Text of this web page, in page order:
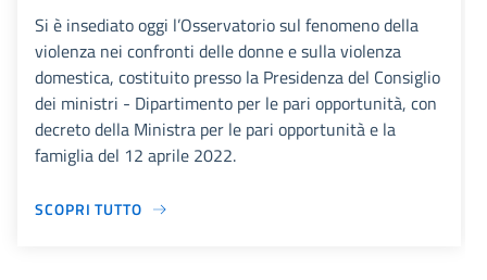
Si è insediato oggi l’Osservatorio sul fenomeno della
violenza nei confronti delle donne e sulla violenza
domestica, costituito presso la Presidenza del Consiglio
dei ministri - Dipartimento per le pari opportunità, con
decreto della Ministra per le pari opportunità e la
famiglia del 12 aprile 2022.
SCOPRI TUTTO